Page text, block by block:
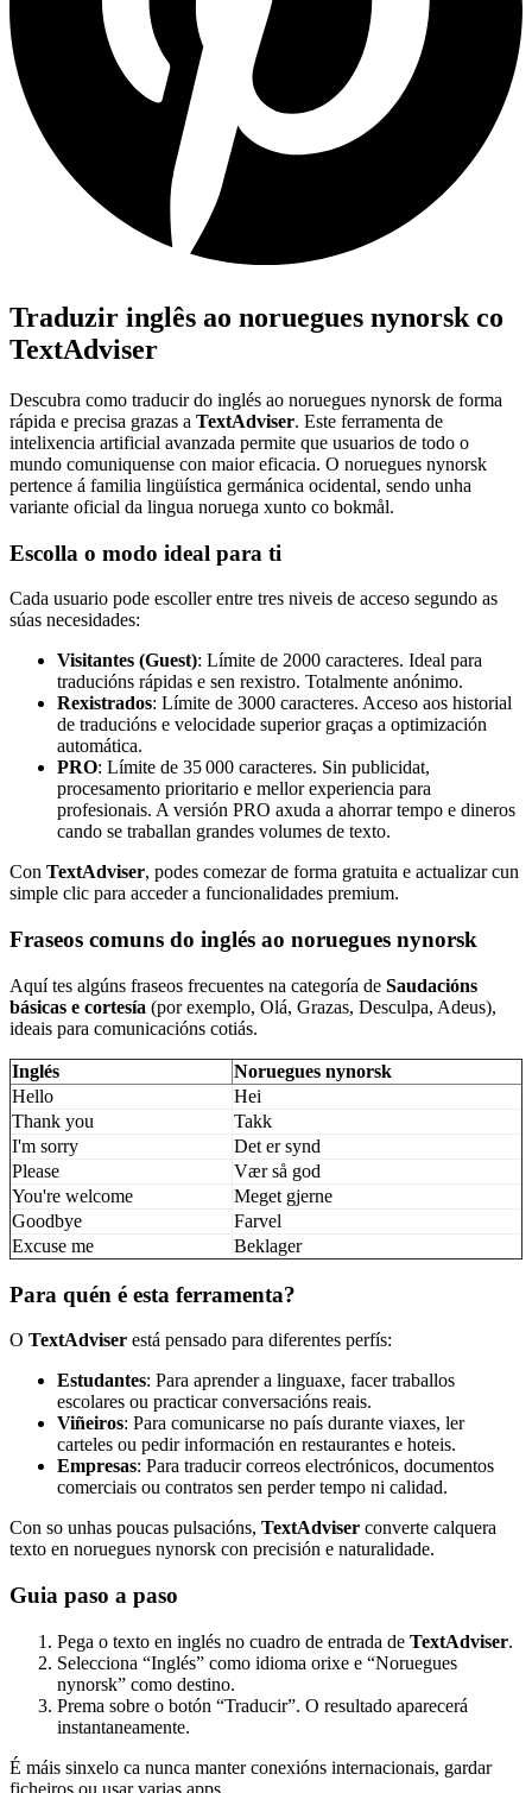
Traduzir inglês ao noruegues nynorsk co
TextAdviser
Descubra como traducir do inglés ao noruegues nynorsk de forma
rápida e precisa grazas a TextAdviser. Este ferramenta de
intelixencia artificial avanzada permite que usuarios de todo o
mundo comuniquense con maior eficacia. O noruegues nynorsk
pertence á familia lingüística germánica ocidental, sendo unha
variante oficial da lingua noruega xunto co bokmål.
Escolla o modo ideal para ti
Cada usuario pode escoller entre tres niveis de acceso segundo as
súas necesidades:
Visitantes (Guest): Límite de 2000 caracteres. Ideal para
traducións rápidas e sen rexistro. Totalmente anónimo.
Rexistrados: Límite de 3000 caracteres. Acceso aos historial
de traducións e velocidade superior graças a optimización
automática.
PRO: Límite de 35 000 caracteres. Sin publicidat,
procesamento prioritario e mellor experiencia para
profesionais. A versión PRO axuda a ahorrar tempo e dineros
cando se traballan grandes volumes de texto.
Con TextAdviser, podes comezar de forma gratuita e actualizar cun
simple clic para acceder a funcionalidades premium.
Fraseos comuns do inglés ao noruegues nynorsk
Aquí tes algúns fraseos frecuentes na categoría de Saudacións
básicas e cortesía (por exemplo, Olá, Grazas, Desculpa, Adeus),
ideais para comunicacións cotiás.
Inglés
Noruegues nynorsk
Hello
Hei
Thank you
Takk
I'm sorry
Det er synd
Please
Vær så god
You're welcome
Meget gjerne
Goodbye
Farvel
Excuse me
Beklager
Para quén é esta ferramenta?
O TextAdviser está pensado para diferentes perfís:
Estudantes: Para aprender a linguaxe, facer traballos
escolares ou practicar conversacións reais.
Viñeiros: Para comunicarse no país durante viaxes, ler
carteles ou pedir información en restaurantes e hoteis.
Empresas: Para traducir correos electrónicos, documentos
comerciais ou contratos sen perder tempo ni calidad.
Con so unhas poucas pulsacións, TextAdviser converte calquera
texto en noruegues nynorsk con precisión e naturalidade.
Guia paso a paso
Pega o texto en inglés no cuadro de entrada de TextAdviser.
Selecciona “Inglés” como idioma orixe e “Noruegues
nynorsk” como destino.
Prema sobre o botón “Traducir”. O resultado aparecerá
instantaneamente.
É máis sinxelo ca nunca manter conexións internacionais, gardar
ficheiros ou usar varias apps.